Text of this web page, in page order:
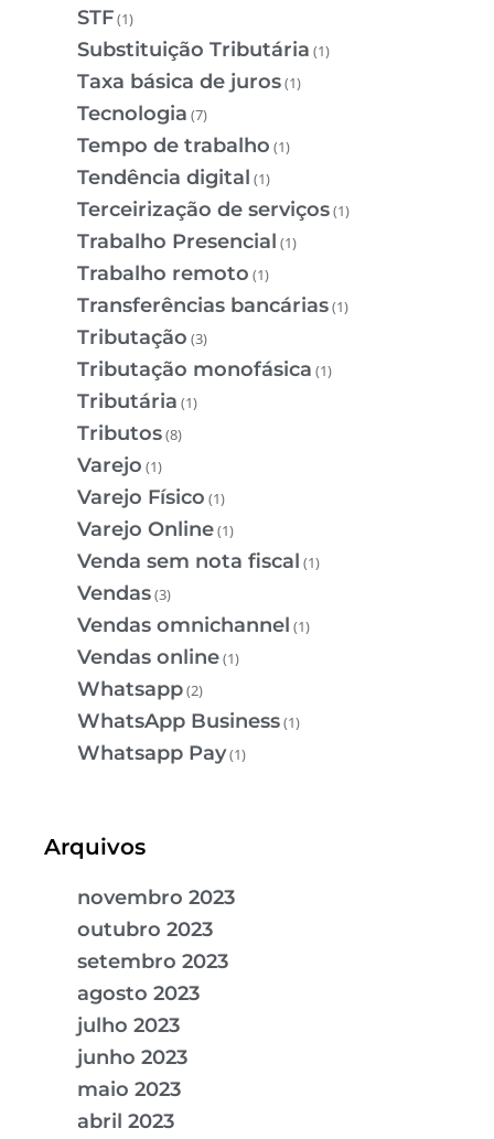
STF(1)
Substituição Tributária (1)
Taxa básica de juros(1)
Tecnologia (7)
Tempo de trabalho (1)
Tendência digital (1)
Terceirização de serviços(1)
Trabalho Presencial (1)
Trabalho remoto (1)
Transferências bancárias(1)
Tributação (3)
Tributação monofásica (1)
Tributária (1)
Tributos(8)
Varejo (1)
Varejo Físico (1)
Varejo Online(1)
Venda sem nota fiscal (1)
Vendas(3)
Vendas omnichannel (1)
Vendas online(1)
Whatsapp(2)
WhatsApp Business(1)
Whatsapp Pay(1)
Arquivos
novembro 2023
outubro 2023
setembro 2023
agosto 2023
julho 2023
junho 2023
maio 2023
abril 2023